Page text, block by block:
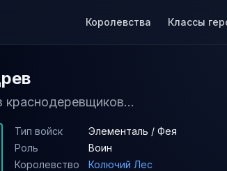
Королевства Классы
Тип войск
Элементаль / Фея
Роль
Воин
Королевство
Колючий Лес